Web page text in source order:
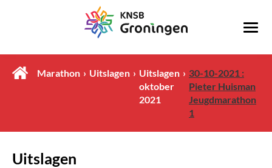
Marathon Uitslagen
Uitslagen
oktober
2021
30-10-2021 :
Pieter Huisman
Jeugdmarathon
1
Uitslagen